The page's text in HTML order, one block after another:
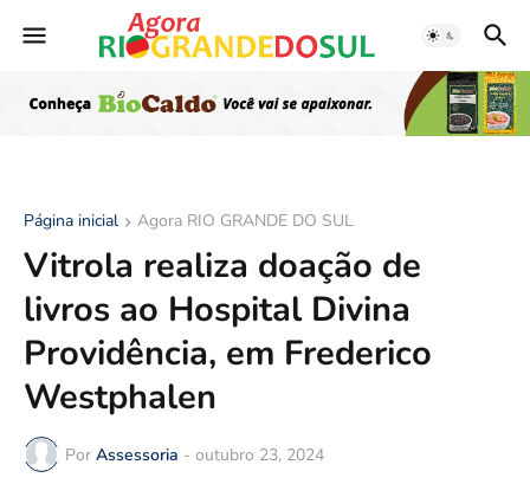
Página inicial Agora RIO GRANDE DO SUL
Vitrola realiza doação de
livros ao Hospital Divina
Providência, em Frederico
Westphalen
Por Assessoria - outubro 23, 2024